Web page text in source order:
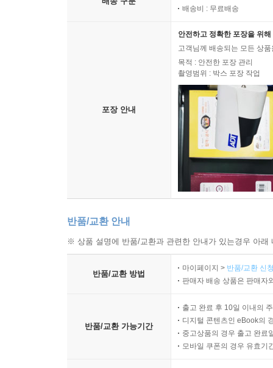
배송비 : 무료배송
포장 안내
안전하고 정확한 포장을 위
고객님께 배송되는 모든 상
목적 : 안전한 포장 관리
촬영범위 : 박스 포장 작업
반품/교환 안내
※ 상품 설명에 반품/교환과 관련한 안내가 있는경우 아
반품/교환 방법
마이페이지 > 반품/교환 신
판매자 배송 상품은 판매자
반품/교환 가능기간
출고 완료 후 10일 이내의
디지털 콘텐츠인 eBook의
중고상품의 경우 출고 완료
모바일 쿠폰의 경우 유효기